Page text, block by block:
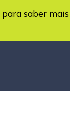
para saber